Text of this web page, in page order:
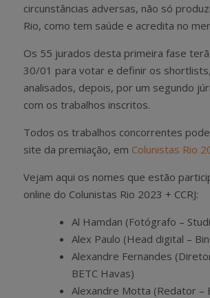
circunstâncias adversas, não só
Rio, como tem saúde e acredita no
Os 55 jurados desta primeira fase
30/01 para votar e definir os
analisados, depois, por um segundo
com os trabalhos inscritos.
Todos os trabalhos concorrentes
site da premiação, em Colunistas Rio
Vejam aqui os nomes que estão
online do Colunistas Rio 2023 + CCRJ:
Al Hamdan (Fotógrafo –
Alex Paulo (Head digital –
Alexandre Fernandes
BETC Havas)
Alexandre Motta (Redator –